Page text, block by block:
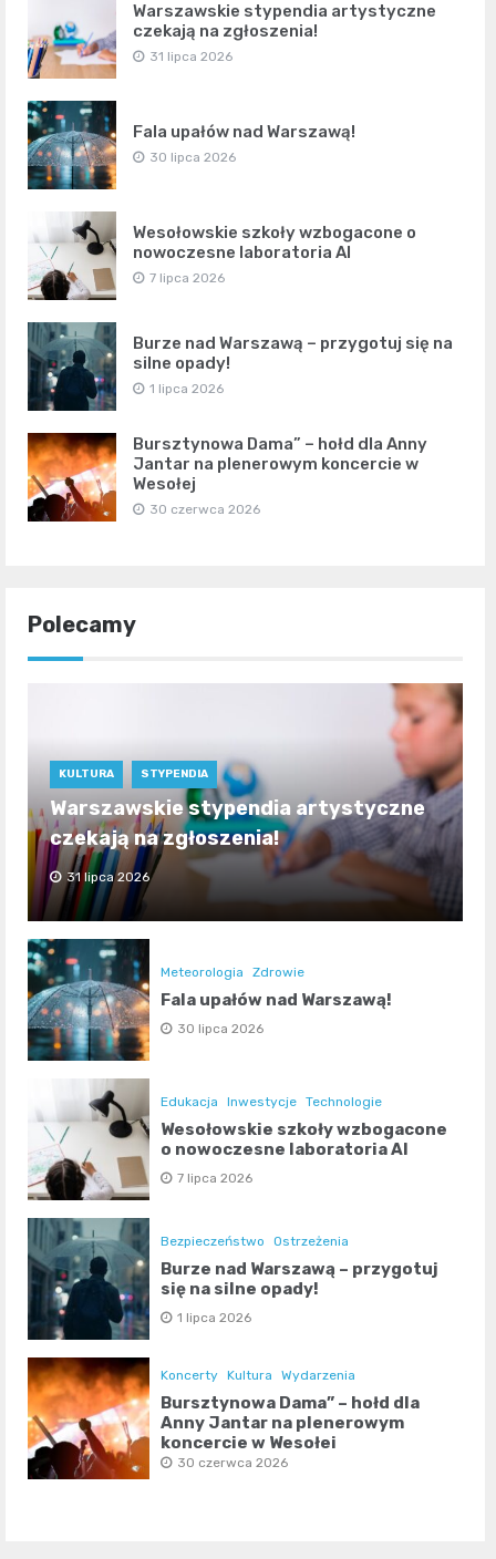
Warszawskie stypendia artystyczne
czekają na zgłoszenia!
31 lipca 2026
Fala upałów nad Warszawą!
30 lipca 2026
Wesołowskie szkoły wzbogacone o
nowoczesne laboratoria AI
7 lipca 2026
Burze nad Warszawą – przygotuj się na
silne opady!
1 lipca 2026
Bursztynowa Dama” – hołd dla Anny
Jantar na plenerowym koncercie w
Wesołej
30 czerwca 2026
Polecamy
KULTURA STYPENDIA
Warszawskie stypendia artystyczne
czekają na zgłoszenia!
31 lipca 2026
Meteorologia Zdrowie
Fala upałów nad Warszawą!
30 lipca 2026
Edukacja Inwestycje Technologie
Wesołowskie szkoły wzbogacone
o nowoczesne laboratoria AI
7 lipca 2026
Bezpieczeństwo Ostrzeżenia
Burze nad Warszawą – przygotuj
się na silne opady!
1 lipca 2026
Koncerty Kultura Wydarzenia
Bursztynowa Dama” – hołd dla
Anny Jantar na plenerowym
koncercie w Wesołej
30 czerwca 2026